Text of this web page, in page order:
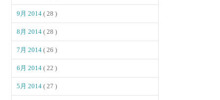
9月 2014( 28 )
8月 2014( 28 )
7月 2014( 26 )
6月 2014( 22 )
5月 2014( 27 )